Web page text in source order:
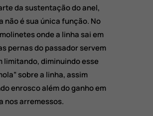
da sustentação do anel,
não é sua única função. No
onde a linha sai em
pernas do passador servem
limitando, diminuindo esse
sobre a linha, assim
enrosco além do ganho em
nos arremessos.